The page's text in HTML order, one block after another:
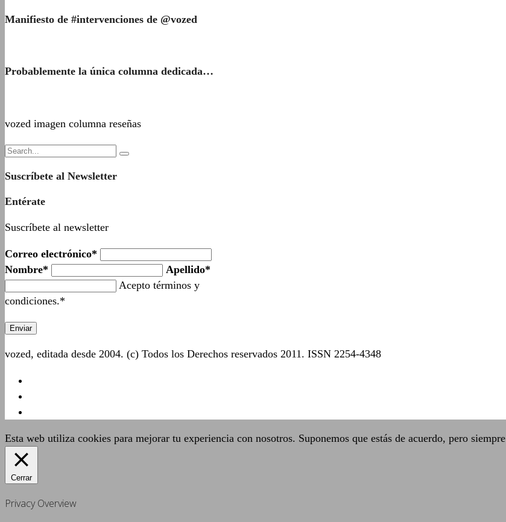
Manifiesto de #intervenciones de @vozed
Probablemente la única columna dedicada…
vozed imagen columna reseñas
Suscríbete al Newsletter
Entérate
Suscríbete al newsletter
Correo electrónico*
Nombre*
Apellido*
Acepto términos y
condiciones.*
vozed, editada desde 2004. (c) Todos los Derechos reservados 2011. ISSN 2254-4348
Esta web utiliza cookies para mejorar tu experiencia con nosotros. Suponemos que estás de acuerdo, pero
Cerrar
Privacy Overview